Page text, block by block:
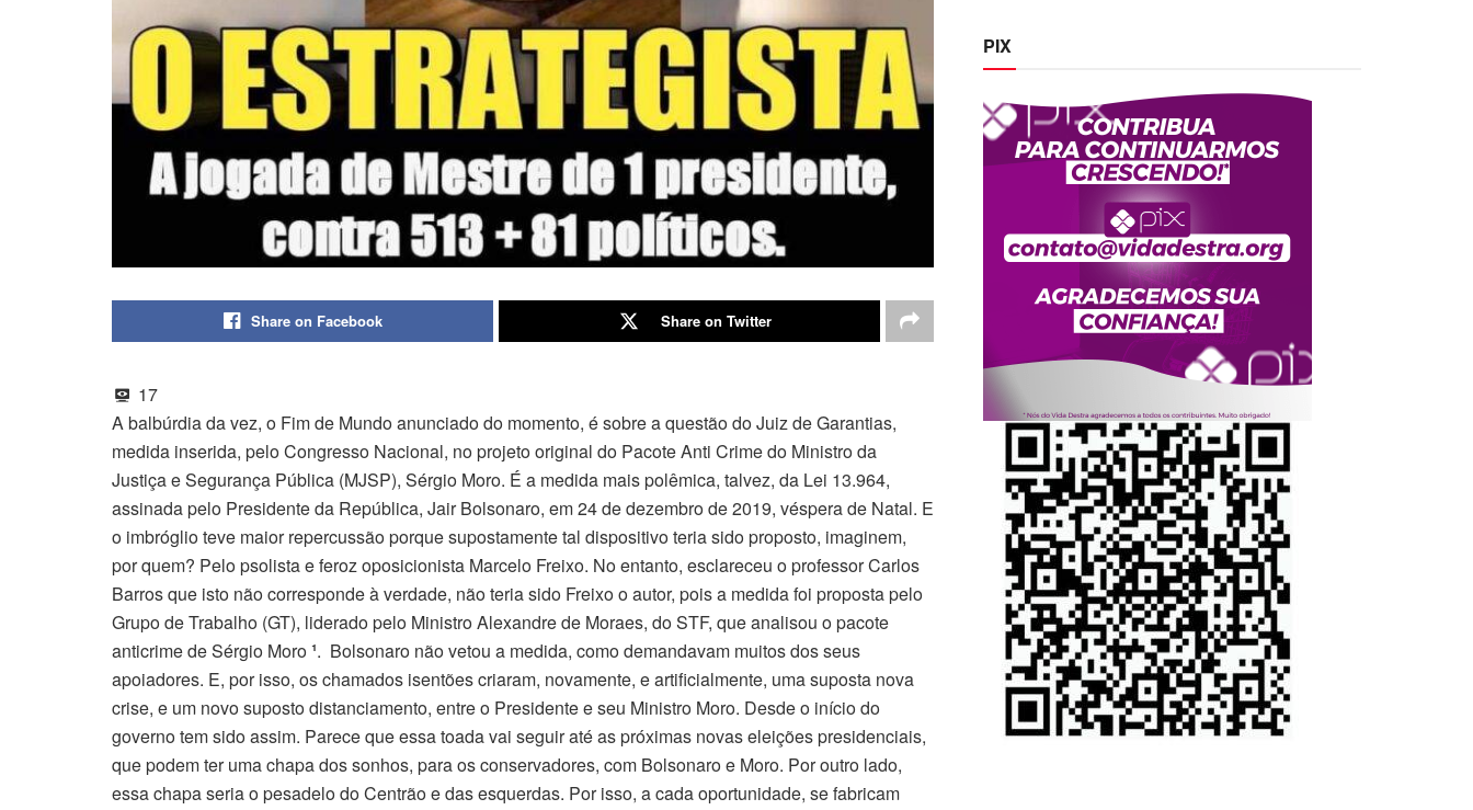
Share on Facebook Share on Twitter
17
A balbúrdia da vez, o Fim de Mundo anunciado do momento, é sobre a questão do Juiz de Garantias,
medida inserida, pelo Congresso Nacional, no projeto original do Pacote Anti Crime do Ministro da
Justiça e Segurança Pública (MJSP), Sérgio Moro. É a medida mais polêmica, talvez, da Lei 13.964,
assinada pelo Presidente da República, Jair Bolsonaro, em 24 de dezembro de 2019, véspera de Natal. E
o imbróglio teve maior repercussão porque supostamente tal dispositivo teria sido proposto, imaginem,
por quem? Pelo psolista e feroz oposicionista Marcelo Freixo. No entanto, esclareceu o professor Carlos
Barros que isto não corresponde à verdade, não teria sido Freixo o autor, pois a medida foi proposta pelo
Grupo de Trabalho (GT), liderado pelo Ministro Alexandre de Moraes, do STF, que analisou o pacote
anticrime de Sérgio Moro¹. Bolsonaro não vetou a medida, como demandavam muitos dos seus
apoiadores. E, por isso, os chamados isentões criaram, novamente, e artificialmente, uma suposta nova
crise, e um novo suposto distanciamento, entre o Presidente e seu Ministro Moro. Desde o início do
governo tem sido assim. Parece que essa toada vai seguir até as próximas novas eleições presidenciais,
que podem ter uma chapa dos sonhos, para os conservadores, com Bolsonaro e Moro. Por outro lado,
essa chapa seria o pesadelo do Centrão e das esquerdas. Por isso, a cada oportunidade, se fabricam
PIX